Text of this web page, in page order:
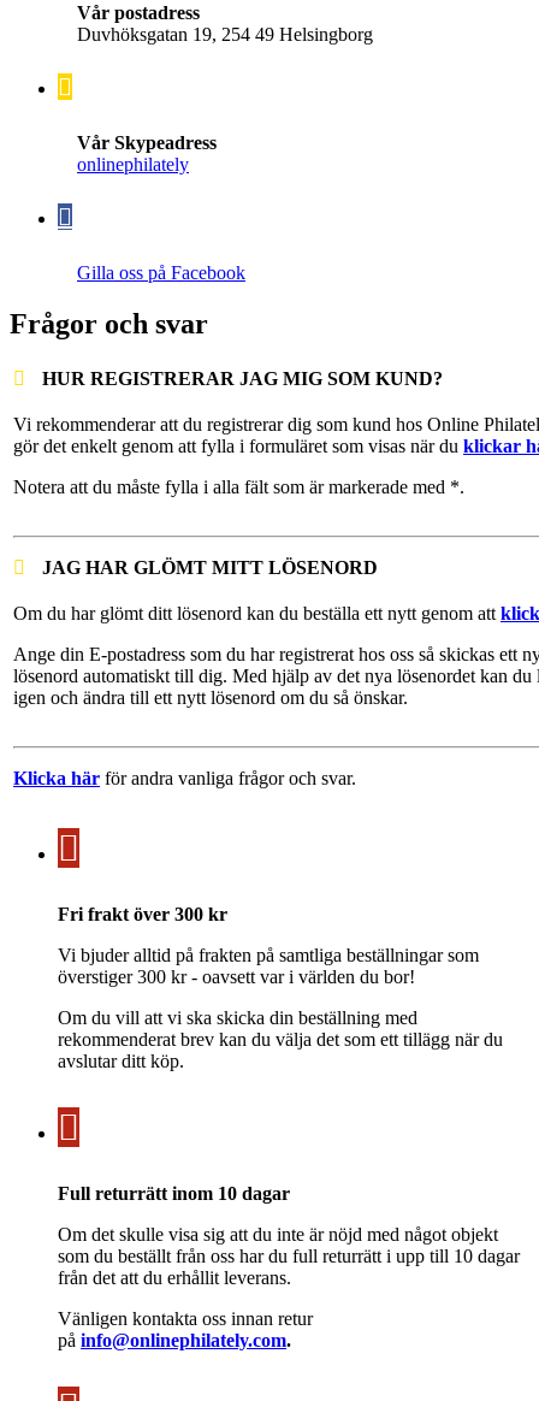
Vår postadress
Duvhöksgatan 19, 254 49 Helsingborg
Vår Skypeadress
onlinephilately
Gilla oss på Facebook
Frågor och svar
HUR REGISTRERAR JAG MIG SOM KUND?
Vi rekommenderar att du registrerar dig som kund hos Online
gör det enkelt genom att fylla i formuläret som visas när du klickar
Notera att du måste fylla i alla fält som är markerade med *.
JAG HAR GLÖMT MITT LÖSENORD
Om du har glömt ditt lösenord kan du beställa ett nytt genom att
Ange din E-postadress som du har registrerat hos oss så skickas ett
lösenord automatiskt till dig. Med hjälp av det nya lösenordet kan du
igen och ändra till ett nytt lösenord om du så önskar.
Klicka här för andra vanliga frågor och svar.
Fri frakt över 300 kr
Vi bjuder alltid på frakten på samtliga beställningar som
överstiger 300 kr - oavsett var i världen du bor!
Om du vill att vi ska skicka din beställning med
rekommenderat brev kan du välja det som ett tillägg när du
avslutar ditt köp.
Full returrätt inom 10 dagar
Om det skulle visa sig att du inte är nöjd med något objekt
som du beställt från oss har du full returrätt i upp till 10 dagar
från det att du erhållit leverans.
Vänligen kontakta oss innan retur
på info@onlinephilately.com.